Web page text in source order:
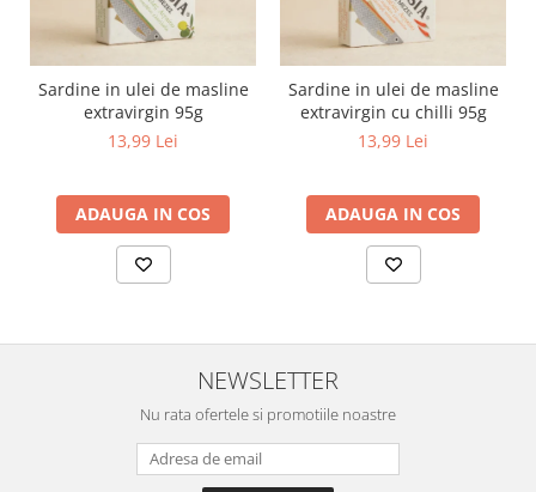
Sardine in ulei de masline
extravirgin 95g
13,99 Lei
ADAUGA IN COS
Sardine in ulei de masline
extravirgin cu chilli 95g
13,99 Lei
ADAUGA IN COS
NEWSLETTER
Nu rata ofertele si promotiile noastre